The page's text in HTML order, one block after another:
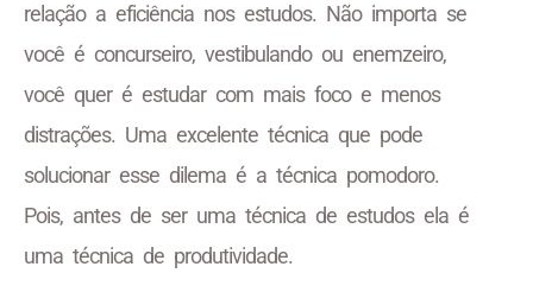
relação a eficiência nos estudos. Não importa se
você é concurseiro, vestibulando ou enemzeiro,
você quer é estudar com mais foco e menos
distrações. Uma excelente técnica que pode
solucionar esse dilema é a técnica pomodoro.
Pois, antes de ser uma técnica de estudos ela é
uma técnica de produtividade.